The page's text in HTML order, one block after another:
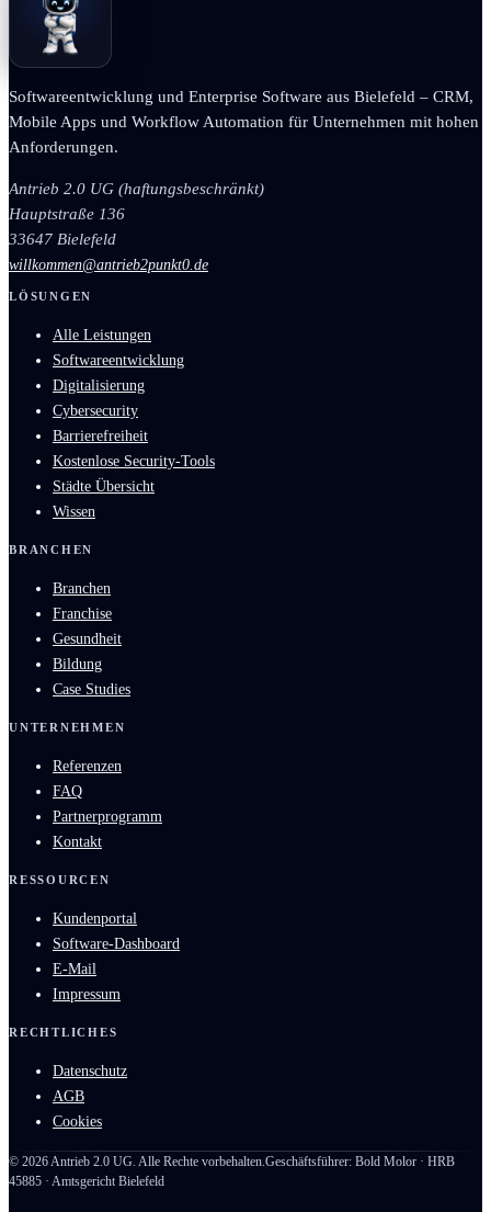
Softwareentwicklung und Enterprise Software aus Bielefeld – CRM,
Mobile Apps und Workflow Automation für Unternehmen mit hohen
Anforderungen.
Antrieb 2.0 UG (haftungsbeschränkt)
Hauptstraße 136
33647 Bielefeld
willkommen@antrieb2punkt0.de
LÖSUNGEN
Alle Leistungen
Softwareentwicklung
Digitalisierung
Cybersecurity
Barrierefreiheit
Kostenlose Security-Tools
Städte Übersicht
Wissen
BRANCHEN
Branchen
Franchise
Gesundheit
Bildung
Case Studies
UNTERNEHMEN
Referenzen
FAQ
Partnerprogramm
Kontakt
RESSOURCEN
Kundenportal
Software-Dashboard
E-Mail
Impressum
RECHTLICHES
Datenschutz
AGB
Cookies
© 2026Antrieb 2.0 UG. Alle Rechte vorbehalten.Geschäftsführer: Bold Molor · HRB
45885 · Amtsgericht Bielefeld